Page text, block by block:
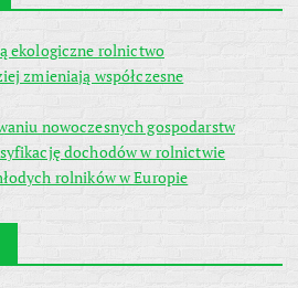
ekologiczne rolnictwo
zmieniają współczesne
nowoczesnych gospodarstw
dochodów w rolnictwie
rolników w Europie